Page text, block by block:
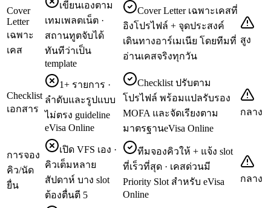
Cover
Letter
เฉพาะ
เคส
เขียนเองตาม
เทมเพลตเน็ต ·
สถานทูตจับได้
ทันทีว่าเป็น
template
Cover Letter เฉพาะเคสที่
อิงโปรไฟล์ + จุดประสงค์
เดินทางอาร์เมเนีย โดยทีมที่
อ่านเคสจริงทุกวัน
สูง
Checklist
เอกสาร
1+ รายการ ·
ลำดับและรูปแบบ
ไม่ตรง guideline
eVisa Online
Checklist ปรับตาม
โปรไฟล์ พร้อมแปลรับรอง
MOFA และจัดเรียงตาม
มาตรฐานeVisa Online
กลาง
การจอง
คิว/นัด
ยื่น
เปิด VFS เอง ·
คิวเต็มหลาย
สัปดาห์ บาง slot
ต้องตื่นตี 5
ทีมจองคิวให้ + แจ้ง slot
ที่เร็วที่สุด · เคสด่วนมี
Priority Slot สำหรับ eVisa
Online
กลาง